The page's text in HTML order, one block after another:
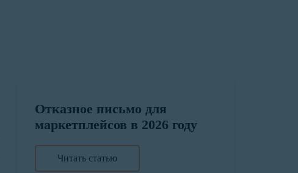
Отказное письмо для
маркетплейсов в 2026 году
Читать статью